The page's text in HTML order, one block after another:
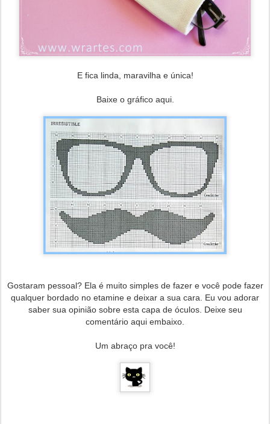
E fica linda, maravilha e única!
Baixe o gráfico aqui.
Gostaram pessoal? Ela é muito simples de fazer e você pode fazer
qualquer bordado no etamine e deixar a sua cara. Eu vou adorar
saber sua opinião sobre esta capa de óculos. Deixe seu
comentário aqui embaixo.
Um abraço pra você!